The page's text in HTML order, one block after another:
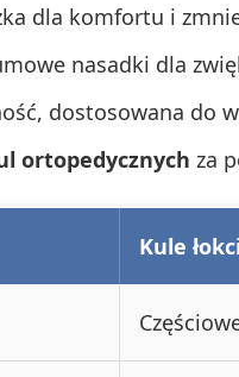
dla komfortu i
nasadki dla
dostosowana do
ortopedycznych za
Kule